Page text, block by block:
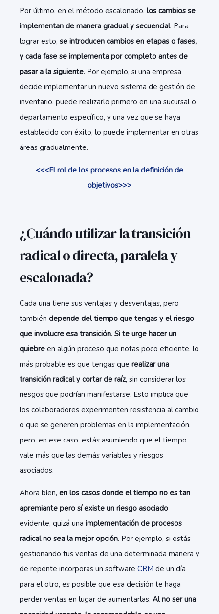
Por último, en el método escalonado, los cambios se
implementan de manera gradual y secuencial. Para
lograr esto, se introducen cambios en etapas o fases,
y cada fase se implementa por completo antes de
pasar a la siguiente. Por ejemplo, si una empresa
decide implementar un nuevo sistema de gestión de
inventario, puede realizarlo primero en una sucursal o
departamento específico, y una vez que se haya
establecido con éxito, lo puede implementar en otras
áreas gradualmente.
<<<El rol de los procesos en la definición de
objetivos>>>
¿Cuándo utilizar la transición
radical o directa, paralela y
escalonada?
Cada una tiene sus ventajas y desventajas, pero
también depende del tiempo que tengas y el riesgo
que involucre esa transición. Si te urge hacer un
quiebre en algún proceso que notas poco eficiente, lo
más probable es que tengas que realizar una
transición radical y cortar de raíz, sin considerar los
riesgos que podrían manifestarse. Esto implica que
los colaboradores experimenten resistencia al cambio
o que se generen problemas en la implementación,
pero, en ese caso, estás asumiendo que el tiempo
vale más que las demás variables y riesgos
asociados.
Ahora bien, en los casos donde el tiempo no es tan
apremiante pero sí existe un riesgo asociado
evidente, quizá una implementación de procesos
radical no sea la mejor opción. Por ejemplo, si estás
gestionando tus ventas de una determinada manera y
de repente incorporas un software CRM de un día
para el otro, es posible que esa decisión te haga
perder ventas en lugar de aumentarlas. Al no ser una